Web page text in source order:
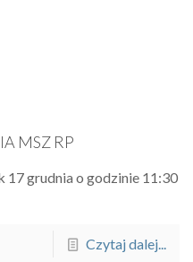
MSZ RP
17 grudnia o godzinie 11:30
Czytaj dalej...